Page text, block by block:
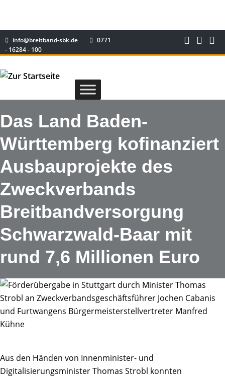
info@breitband-sbk.de
0771
- 16284 - 100
Das Land Baden-
Württemberg kofinanziert
Ausbauprojekte des
Zweckverbands
Breitbandversorgung
Schwarzwald-Baar mit
rund 7,6 Millionen Euro
Aus den Händen von Innenminister- und
Digitalisierungsminister Thomas Strobl konnten